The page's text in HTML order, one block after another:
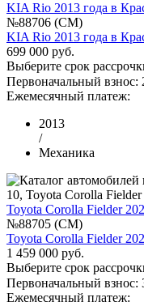
KIA Rio 2013 года в
№88706 (CM)
KIA Rio 2013 года в
699 000 руб.
Выберите срок
Первоначальный взнос:
Ежемесячный платеж:
2013
/
Механика
Toyota Corolla Fielder
№88705 (CM)
Toyota Corolla Fielder
1 459 000 руб.
Выберите срок
Первоначальный взнос:
Ежемесячный платеж: